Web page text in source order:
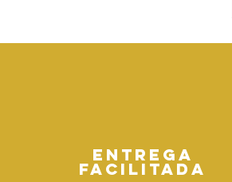
Entrega
facilitada